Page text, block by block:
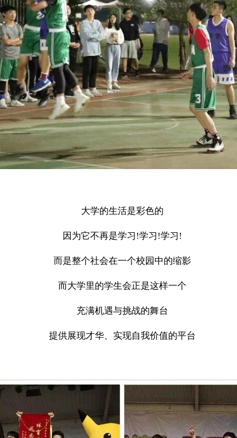
大学的生活是彩色的
因为它不再是学习!学习!学习!
而是整个社会在一个校园中的缩影
而大学里的学生会正是这样一个
充满机遇与挑战的舞台
提供展现才华、实现自我价值的平台